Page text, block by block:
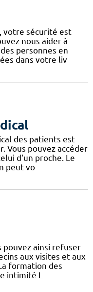
votre sécurité est
nous aider à
personnes en
dans votre liv
des patients est
Vous pouvez accéder
d'un proche. Le
peut vo
ainsi refuser
aux visites et aux
formation des
intimité L